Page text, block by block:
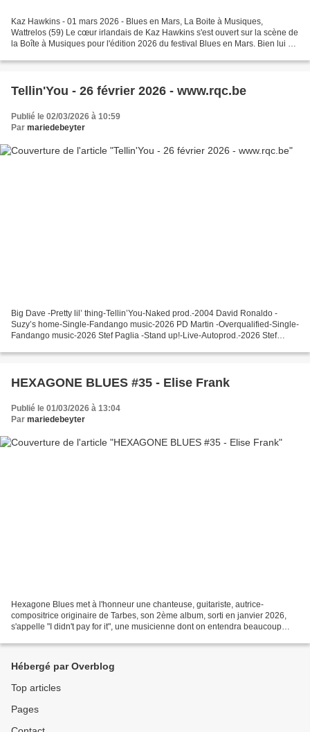
Kaz Hawkins - 01 mars 2026 - Blues en Mars, La Boite à Musiques,
Wattrelos (59) Le cœur irlandais de Kaz Hawkins s'est ouvert sur la scène de
la Boîte à Musiques pour l'édition 2026 du festival Blues en Mars. Bien lui en
Tellin'You - 26 février 2026 - www.rqc.be
Publié le 02/03/2026 à 10:59
Par mariedebeyter
Big Dave -Pretty lil’ thing-Tellin’You-Naked prod.-2004 David Ronaldo -
Suzy’s home-Single-Fandango music-2026 PD Martin -Overqualified-Single-
Fandango music-2026 Stef Paglia -Stand up!-Live-Autoprod.-2026 Stef
HEXAGONE BLUES #35 - Elise Frank
Publié le 01/03/2026 à 13:04
Par mariedebeyter
Hexagone Blues met à l'honneur une chanteuse, guitariste, autrice-
compositrice originaire de Tarbes, son 2ème album, sorti en janvier 2026,
s'appelle "I didn't pay for it", une musicienne dont on entendra beaucoup
Hébergé par Overblog
Top articles
Pages